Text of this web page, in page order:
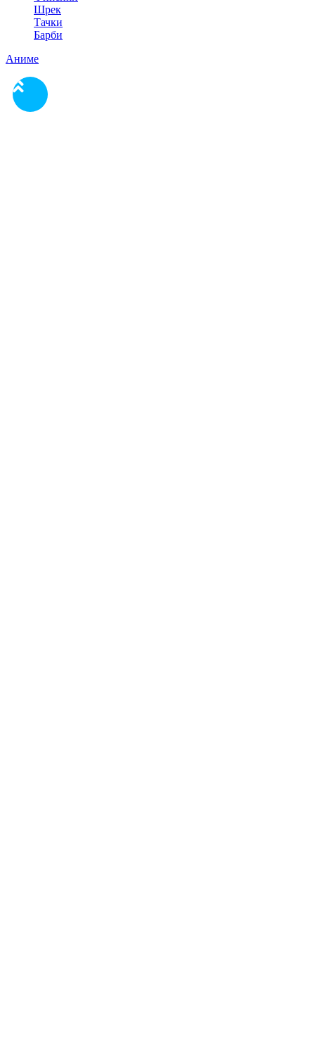
Шрек
Тачки
Барби
Аниме